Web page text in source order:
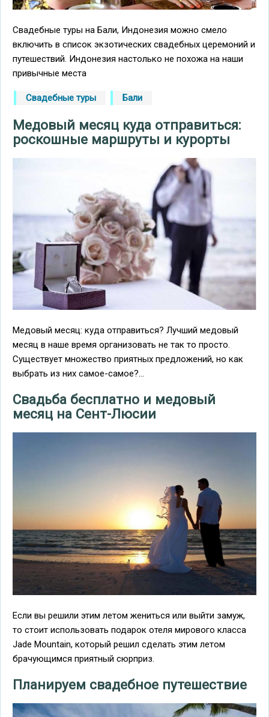
Свадебные туры на Бали, Индонезия можно смело
включить в список экзотических свадебных церемоний и
путешествий. Индонезия настолько не похожа на наши
привычные места
Свадебные туры Бали
Медовый месяц куда отправиться:
роскошные маршруты и курорты
Медовый месяц: куда отправиться? Лучший медовый
месяц в наше время организовать не так то просто.
Существует множество приятных предложений, но как
выбрать из них самое-самое?...
Свадьба бесплатно и медовый
месяц на Сент-Люсии
Если вы решили этим летом жениться или выйти замуж,
то стоит использовать подарок отеля мирового класса
Jade Mountain, который решил сделать этим летом
брачующимся приятный сюрприз.
Планируем свадебное путешествие